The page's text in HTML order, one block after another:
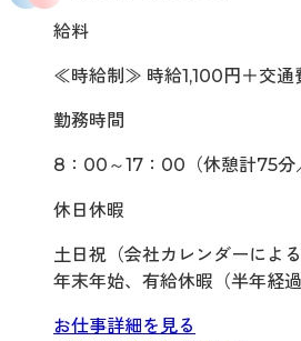
給料
≪時給制≫ 時給1,100円＋交通
勤務時間
8：00～17：00（休憩計75分
休日休暇
土日祝（会社カレンダーによ
年末年始、有給休暇（半年経過
お仕事詳細を見る